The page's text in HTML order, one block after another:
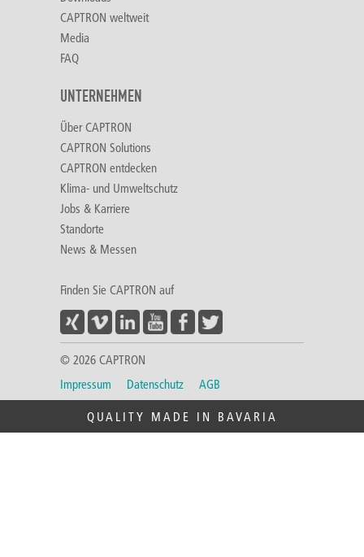
CAPTRON weltweit
Media
FAQ
UNTERNEHMEN
Über CAPTRON
CAPTRON Solutions
CAPTRON entdecken
Klima- und Umweltschutz
Jobs & Karriere
Standorte
News & Messen
Finden Sie CAPTRON auf
© 2026 CAPTRON
Impressum
Datenschutz
AGB
QUALITY MADE IN BAVARIA